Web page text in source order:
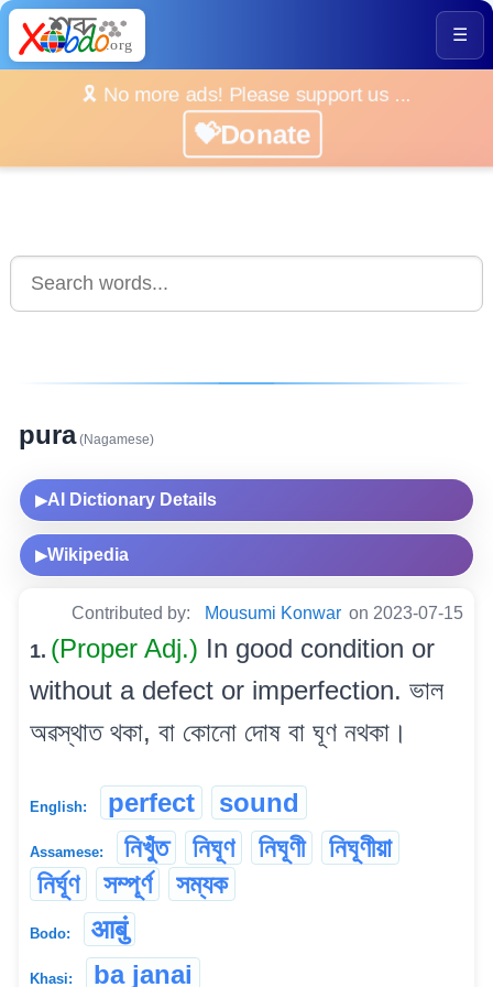
☰
🎗️ No more ads! Please support us ...
💝Donate
pura(Nagamese)
▶AI Dictionary Details
▶Wikipedia
Contributed by: Mousumi Konwar on 2023-07-15
1. (Proper Adj.) In good condition or
without a defect or imperfection. ভাল
অৱস্থাত থকা, বা কোনো দোষ বা ঘূণ নথকা।
English: perfect sound
Assamese: নিখুঁত নিঘূণ নিঘূণী
নিঘূণীয়া
নিৰ্ঘূণ
সম্পূৰ্ণ সম্যক
Bodo: आबुं
Khasi: ba janai